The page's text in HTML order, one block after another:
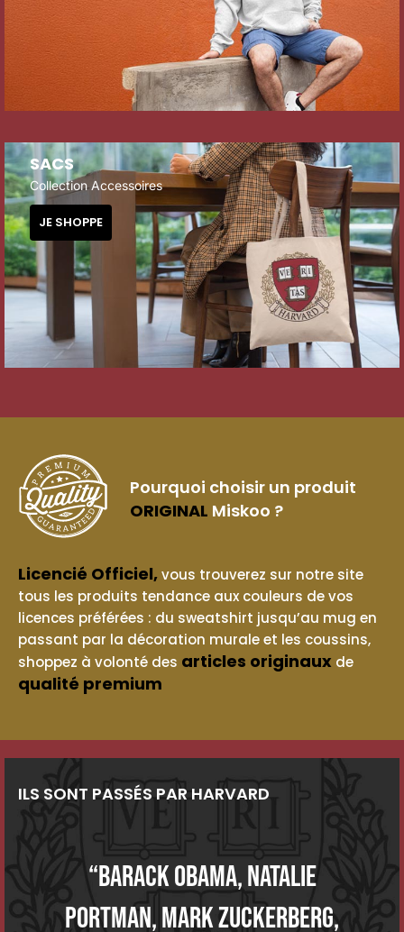
SACS
Collection Accessoires
JE SHOPPE
Pourquoi choisir un produit
ORIGINAL Miskoo ?
Licencié Officiel,vous trouverez sur notre site
tous les produits tendance aux couleurs de vos
licences préférées : du sweatshirt jusqu’au mug en
passant par la décoration murale et les coussins,
shoppez à volonté des articles originaux de
qualité premium
ILS SONT PASSÉS PAR HARVARD
“Barack Obama, Natalie
Portman, Mark Zuckerberg,